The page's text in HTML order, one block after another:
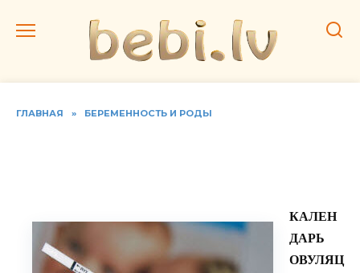
ГЛАВНАЯ » БЕРЕМЕННОСТЬ И РОДЫ
КАЛЕН
ДАРЬ
ОВУЛЯЦ